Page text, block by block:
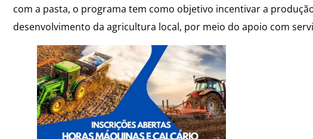
com a pasta, o programa tem como objetivo incentivar a
desenvolvimento da agricultura local, por meio do apoio com